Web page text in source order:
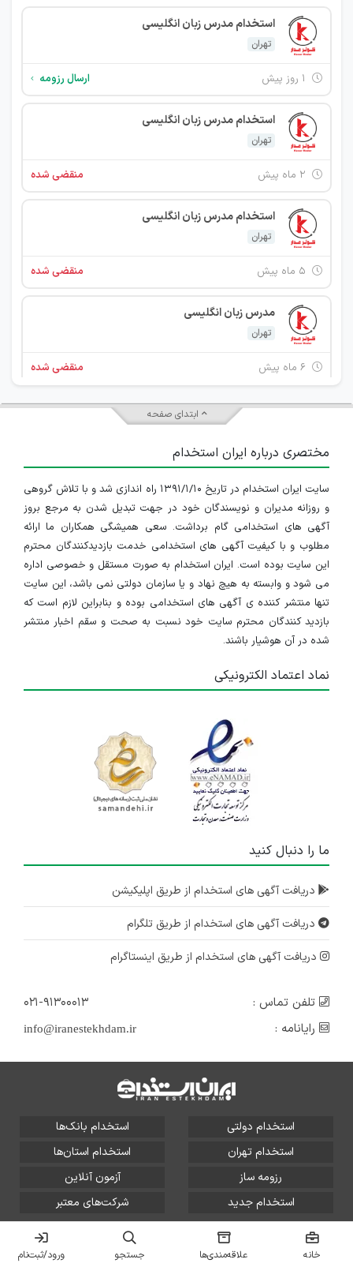
استخدام مدرس زبان انگلیسی
تهران
ارسال رزومه
استخدام مدرس زبان انگلیسی
تهران
منقضی شده
استخدام مدرس زبان انگلیسی
تهران
منقضی شده
مدرس زبان انگلیسی
تهران
منقضی شده
مدرس زبان انگلیسی
۷ ماه پیش منقضی شده
استخدام کارمند آشنا به کامپیوتر
تهران
۷ ماه پیش منقضی شده
استخدام کارمند آشنا به کامپیوتر
تهران
استخدام کارمند آشنا به حسابداری
۱۰ ماه پیش
استخدام مدرس زبان انگلیسی
تهران
ابتدای صفحه
مختصری درباره ایران استخدام
سایت ایران استخدام در تاریخ ۱۳۹۱/۱/۱۰ راه اندازی شد و با تلاش گروهی
و روزانه مدیران و نویسندگان خود در جهت تبدیل شدن به مرجع بروز
آگهی های استخدامی گام برداشت. سعی همیشگی همکاران ما ارائه
مطلوب و با کیفیت آگهی های استخدامی خدمت بازدیدکنندگان محترم
این سایت بوده است. ایران استخدام به صورت مستقل و خصوصی اداره
می شود و وابسته به هیچ نهاد و یا سازمان دولتی نمی باشد، این سایت
تنها منتشر کننده ی آگهی های استخدامی بوده و بنابراین لازم است که
بازدید کنندگان محترم سایت خود نسبت به صحت و سقم اخبار منتشر
شده در آن هوشیار باشند.
نماد اعتماد الکترونیکی
ما را دنبال کنید
دریافت آگهی های استخدام از طریق اپلیکیشن
دریافت آگهی های استخدام از طریق تلگرام
دریافت آگهی های استخدام از طریق اینستاگرام
تلفن تماس :
۰۲۱-۹۱۳۰۰۰۱۳
رایانامه :
info@iranestekhdam.ir
استخدام دولتی
استخدام بانک‌ها
استخدام تهران
استخدام استان‌ها
رزومه ساز
آزمون آنلاین
استخدام جدید
شرکت‌های معتبر
تمامی حقوق این سایت برای آلتین سیستم محفوظ است و هر
گونه سوءاستفاده از آن پیگرد قانونی دارد.
خانه علاقه‌مندی‌ها جستجو ورود/ثبت‌نام